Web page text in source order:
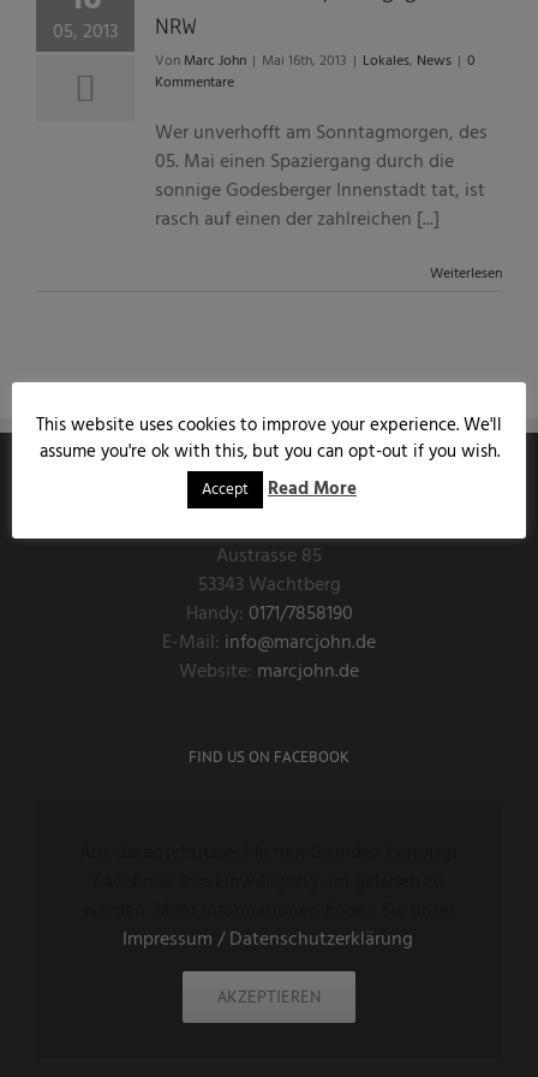
05, 2013
NRW
Von Marc John | Mai 16th, 2013 | Lokales, News | 0
Kommentare
Wer unverhofft am Sonntagmorgen, des
05. Mai einen Spaziergang durch die
sonnige Godesberger Innenstadt tat, ist
rasch auf einen der zahlreichen [...]
Weiterlesen
MARCJOHN.DE
Austrasse 85
53343 Wachtberg
Handy: 0171/7858190
E-Mail: info@marcjohn.de
Website: marcjohn.de
FIND US ON FACEBOOK
Impressum / Datenschutzerklärung
AKZEPTIEREN
This website uses cookies to improve your experience. We'll
assume you're ok with this, but you can opt-out if you wish.
Accept Read More